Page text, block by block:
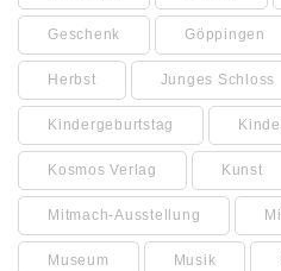
Geschenk Göppingen
Herbst Junges Schloss
Kindergeburtstag
Kosmos Verlag Kunst
Mitmach-Ausstellung
Museum Musik